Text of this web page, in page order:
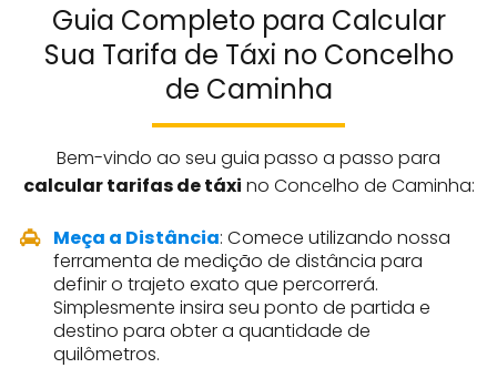
Guia Completo para Calcular
Sua Tarifa de Táxi no Concelho
de Caminha
Bem-vindo ao seu guia passo a passo para
calcular tarifas de táxi no Concelho de Caminha:
Meça a Distância: Comece utilizando nossa
ferramenta de medição de distância para
definir o trajeto exato que percorrerá.
Simplesmente insira seu ponto de partida e
destino para obter a quantidade de
quilômetros.